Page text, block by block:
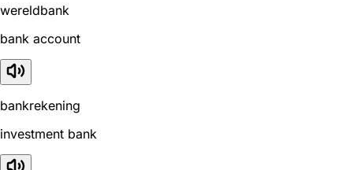
wereldbank
bank account
bankrekening
investment bank